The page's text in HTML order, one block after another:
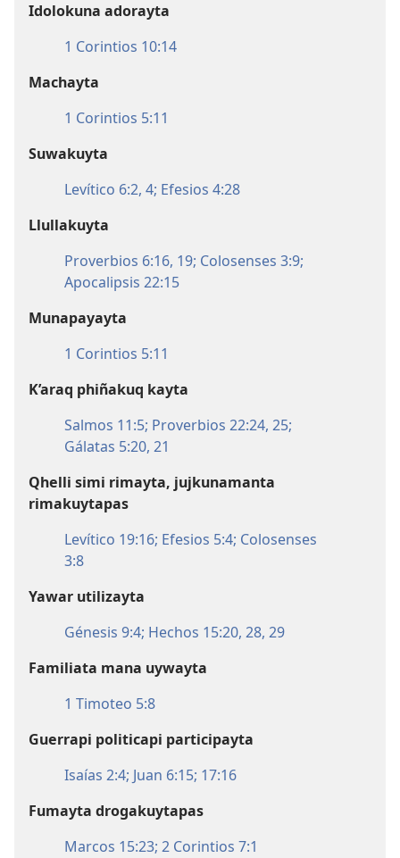
Idolokuna adorayta
1 Corintios 10:14
Machayta
1 Corintios 5:11
Suwakuyta
Levítico 6:2, 4; Efesios 4:28
Llullakuyta
Proverbios 6:16, 19; Colosenses 3:9;
Apocalipsis 22:15
Munapayayta
1 Corintios 5:11
K’araq phiñakuq kayta
Salmos 11:5; Proverbios 22:24, 25;
Gálatas 5:20, 21
Qhelli simi rimayta, jujkunamanta
rimakuytapas
Levítico 19:16; Efesios 5:4; Colosenses
3:8
Yawar utilizayta
Génesis 9:4; Hechos 15:20, 28, 29
Familiata mana uywayta
1 Timoteo 5:8
Guerrapi politicapi participayta
Isaías 2:4; Juan 6:15; 17:16
Fumayta drogakuytapas
Marcos 15:23; 2 Corintios 7:1